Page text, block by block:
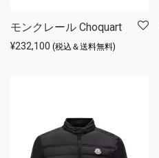
モンクレール Choquart
¥232,100 (税込＆送料無料)